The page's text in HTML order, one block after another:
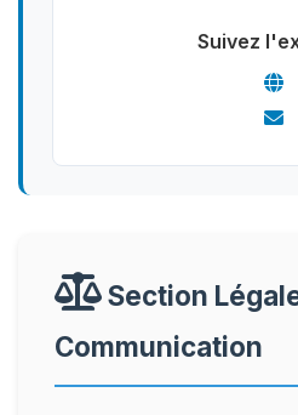
Suivez
Section
Communication